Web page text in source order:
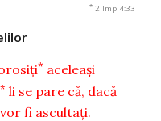
* 2 Imp 4:33
* aceleaşi
li se pare că, dacă
fi ascultaţi.